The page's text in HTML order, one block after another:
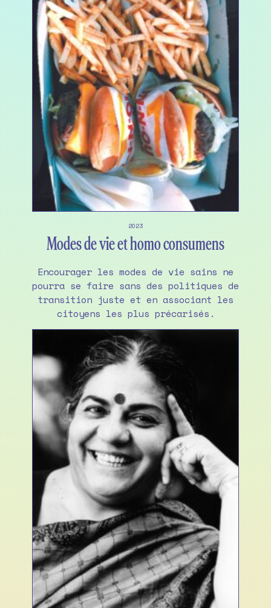
2023
Modes de vie et homo consumens
Encourager les modes de vie sains ne
pourra se faire sans des politiques de
transition juste et en associant les
citoyens les plus précarisés.